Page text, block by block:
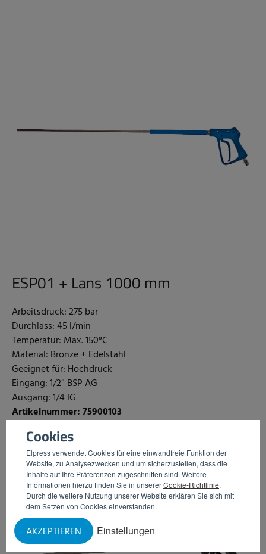
Cookies
Elpress verwendet Cookies für eine einwandfreie Funktion der
Website, zu Analysezwecken und um sicherzustellen, dass die
Inhalte auf Ihre Präferenzen zugeschnitten sind. Weitere
Informationen hierzu finden Sie in unsererCookie-Richtlinie.
Durch die weitere Nutzung unserer Website erklären Sie sich mit
dem Setzen von Cookies einverstanden.
Einstellungen
AKZEPTIEREN
ESP01 + Lans 1000 mm
Arbeitsdruck: 275 bar
Durchlass: 45 l/min
Temperatur: Max. 150°C
Material: Bronze + Edelstahl
Geeignet für: Hochdruck
Eingang: 1/2″ BSP AG
Ausgang: 1/4 IG
Artikelnummer: 75900103